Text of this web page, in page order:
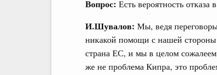
Вопрос: Есть вероятность
И.Шувалов: Мы, ведя
никакой помощи с нашей стороны
страна ЕС, и мы в целом
же не проблема Кипра, это